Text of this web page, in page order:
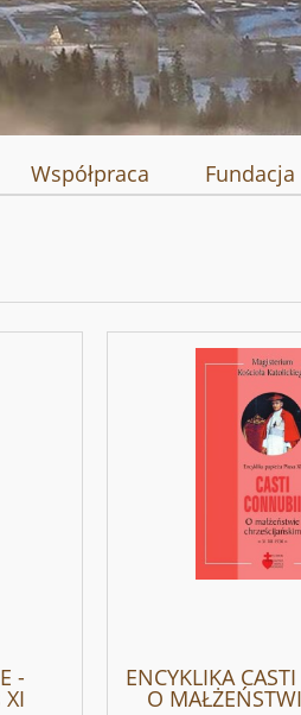
Współpraca Fundacja
- ENCYKLIKA
O